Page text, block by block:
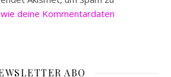
deine Kommentardaten
ABO